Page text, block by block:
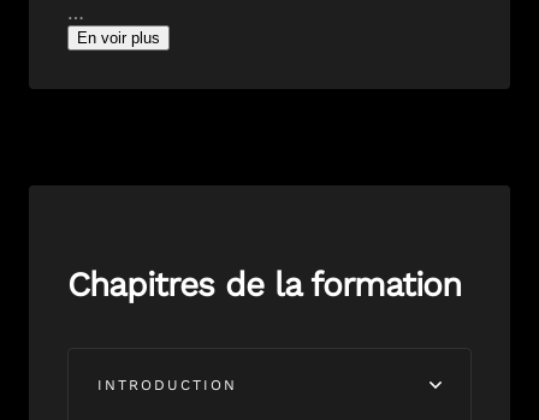
…
En voir plus
Chapitres de la formation
INTRODUCTION